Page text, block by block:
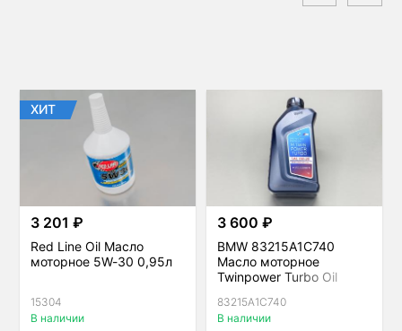
ХИТ
3 201 ₽
Red Line Oil Масло
моторное 5W-30 0,95л
15304
В наличии
3 600 ₽
BMW 83215A1C740
Масло моторное
Twinpower Turbo Oil
83215A1C740
В наличии